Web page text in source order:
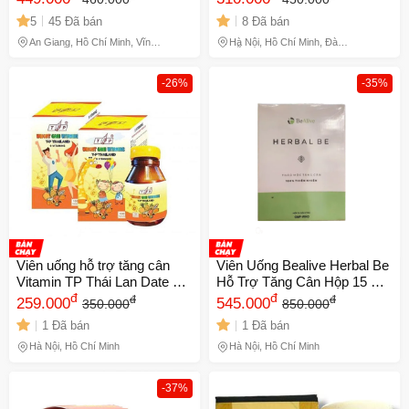
Sức Khỏe và Chức Năng
Tiêu Hóa
5 45 Đã bán
An Giang, Hồ Chí Minh, Vĩnh
Dưỡng, Kích Thích Thèm Ăn
và Cải Thiện Sức Khỏe
728384
8 Đã bán
Hà Nội, Hồ Chí Minh, Đà
-26%
Viên uống hỗ trợ tăng cân
Vitamin TP Thái Lan Date Xa
NK
259.000đ 350.000đ
1 Đã bán
Hà Nội, Hồ Chí Minh
-35%
Viên Uống Bealive Herbal Be
Hỗ Trợ Tăng Cân Hộp 15 Gói
30 viên NK chính hãng
545.000đ 850.000đ
1 Đã bán
Hà Nội, Hồ Chí Minh
-37%